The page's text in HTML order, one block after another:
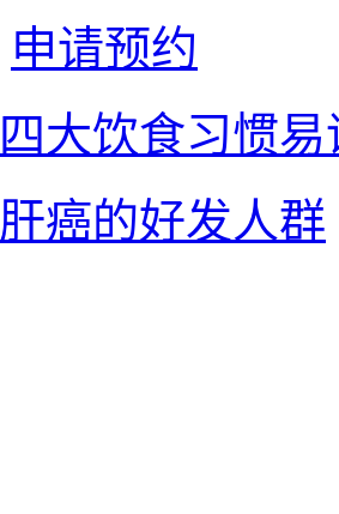
申请预约
四大饮食习惯
肝癌的好发人群